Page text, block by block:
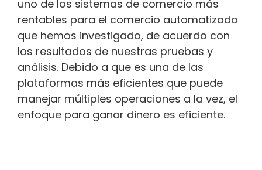
uno de los sistemas de comercio más
rentables para el comercio automatizado
que hemos investigado, de acuerdo con
los resultados de nuestras pruebas y
análisis. Debido a que es una de las
plataformas más eficientes que puede
manejar múltiples operaciones a la vez, el
enfoque para ganar dinero es eficiente.